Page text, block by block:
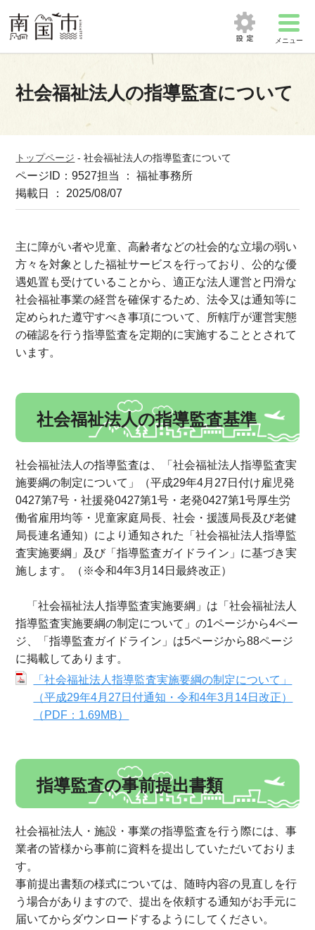
メニュー
社会福祉法人の指導監査について
トップページ -社会福祉法人の指導監査について
ページID：9527担当 ： 福祉事務所
掲載日 ： 2025/08/07
主に障がい者や児童、高齢者などの社会的な立場の弱い
方々を対象とした福祉サービスを行っており、公的な優
遇処置も受けていることから、適正な法人運営と円滑な
社会福祉事業の経営を確保するため、法令又は通知等に
定められた遵守すべき事項について、所轄庁が運営実態
の確認を行う指導監査を定期的に実施することとされて
います。
社会福祉法人の指導監査基準
社会福祉法人の指導監査は、「社会福祉法人指導監査実
施要綱の制定について」（平成29年4月27日付け雇児発
0427第7号・社援発0427第1号・老発0427第1号厚生労
働省雇用均等・児童家庭局長、社会・援護局長及び老健
局長連名通知）により通知された「社会福祉法人指導監
査実施要綱」及び「指導監査ガイドライン」に基づき実
施します。（※令和4年3月14日最終改正）
「社会福祉法人指導監査実施要綱」は「社会福祉法人
指導監査実施要綱の制定について」の1ページから4ペー
ジ、「指導監査ガイドライン」は5ページから88ページ
に掲載してあります。
「社会福祉法人指導監査実施要綱の制定について」
（平成29年4月27日付通知・令和4年3月14日改正）
（PDF：1.69MB）
指導監査の事前提出書類
社会福祉法人・施設・事業の指導監査を行う際には、事
業者の皆様から事前に資料を提出していただいておりま
す。
事前提出書類の様式については、随時内容の見直しを行
う場合がありますので、提出を依頼する通知がお手元に
届いてからダウンロードするようにしてください。